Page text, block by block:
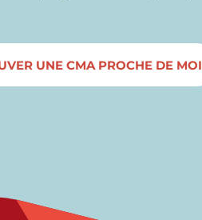
UNE CMA PROCHE DE MOI